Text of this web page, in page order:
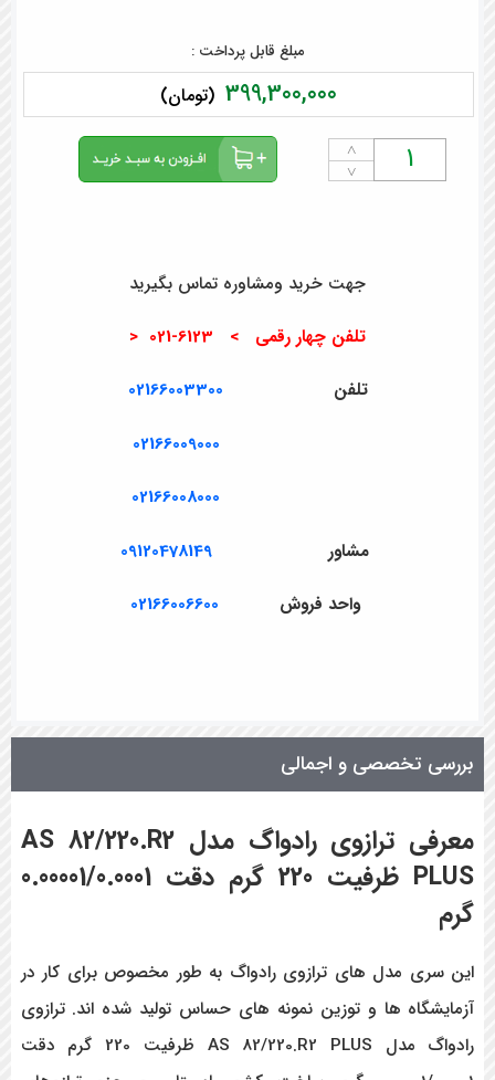
مبلغ قابل پرداخت :
399,300,000(تومان)
˄
˅
جهت خرید ومشاوره تماس بگیرید
تلفن چهار رقمی > 6123-021 <
تلفن 02166003300
02166009000
02166008000
مشاور 09120478149
واحد فروش 02166006600
بررسی تخصصی و اجمالی
معرفی ترازوی رادواگ مدل AS 82/220.R2
PLUS ظرفیت 220 گرم دقت 0.00001/0.0001
گرم
این سری مدل های ترازوی رادواگ به طور مخصوص برای کار در
آزمایشگاه ها و توزین نمونه های حساس تولید شده اند. ترازوی
رادواگ مدل AS 82/220.R2 PLUS ظرفیت 220 گرم دقت